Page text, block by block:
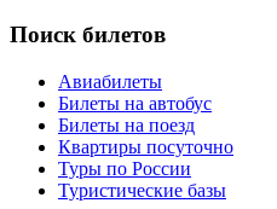
Поиск билетов
Авиабилеты
Билеты на автобус
Билеты на поезд
Квартиры посуточно
Туры по России
Туристические базы